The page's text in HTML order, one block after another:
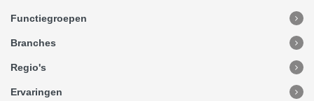
Functiegroepen
Branches
Regio's
Ervaringen